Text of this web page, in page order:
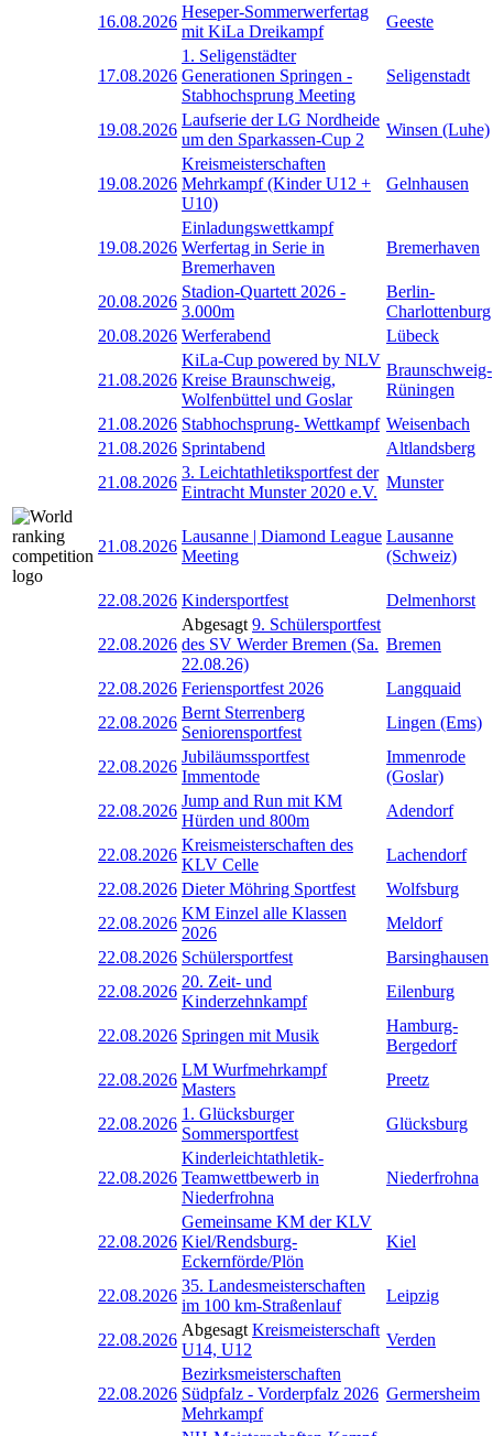
16.08.2026
Heseper-Sommerwerfertag
mit KiLa Dreikampf
Geeste
17.08.2026
1. Seligenstädter
Generationen Springen -
Stabhochsprung Meeting
Seligenstadt
19.08.2026
Laufserie der LG Nordheide
um den Sparkassen-Cup 2
Winsen (Luhe)
19.08.2026
Kreismeisterschaften
Mehrkampf (Kinder U12 +
U10)
Gelnhausen
19.08.2026
Einladungswettkampf
Werfertag in Serie in
Bremerhaven
Bremerhaven
20.08.2026
Stadion-Quartett 2026 -
3.000m
Berlin-
Charlottenburg
20.08.2026 Werferabend Lübeck
21.08.2026
KiLa-Cup powered by NLV
Kreise Braunschweig,
Wolfenbüttel und Goslar
Braunschweig-
Rüningen
21.08.2026 Stabhochsprung- Wettkampf Weisenbach
21.08.2026 Sprintabend
Altlandsberg
21.08.2026
3. Leichtathletiksportfest der
Eintracht Munster 2020 e.V.
Munster
21.08.2026
Lausanne | Diamond League
Meeting
Lausanne
(Schweiz)
22.08.2026 Kindersportfest Delmenhorst
22.08.2026
Abgesagt 9. Schülersportfest
des SV Werder Bremen (Sa.
22.08.26)
Bremen
22.08.2026 Feriensportfest 2026
Langquaid
22.08.2026
Bernt Sterrenberg
Seniorensportfest
Lingen (Ems)
22.08.2026
Jubiläumssportfest
Immentode
Immenrode
(Goslar)
22.08.2026
Jump and Run mit KM
Hürden und 800m
Adendorf
22.08.2026
Kreismeisterschaften des
KLV Celle
Lachendorf
22.08.2026 Dieter Möhring Sportfest
Wolfsburg
22.08.2026
KM Einzel alle Klassen
2026
Meldorf
22.08.2026 Schülersportfest
Barsinghausen
22.08.2026
20. Zeit- und
Kinderzehnkampf
Eilenburg
22.08.2026 Springen mit Musik
Hamburg-
Bergedorf
22.08.2026
LM Wurfmehrkampf
Masters
Preetz
22.08.2026
1. Glücksburger
Sommersportfest
Glücksburg
22.08.2026
Kinderleichtathletik-
Teamwettbewerb in
Niederfrohna
Niederfrohna
22.08.2026
Gemeinsame KM der KLV
Kiel/Rendsburg-
Eckernförde/Plön
Kiel
22.08.2026
35. Landesmeisterschaften
im 100 km-Straßenlauf
Leipzig
22.08.2026
Abgesagt Kreismeisterschaft
U14, U12
Verden
22.08.2026
Bezirksmeisterschaften
Südpfalz - Vorderpfalz 2026
Mehrkampf
Germersheim